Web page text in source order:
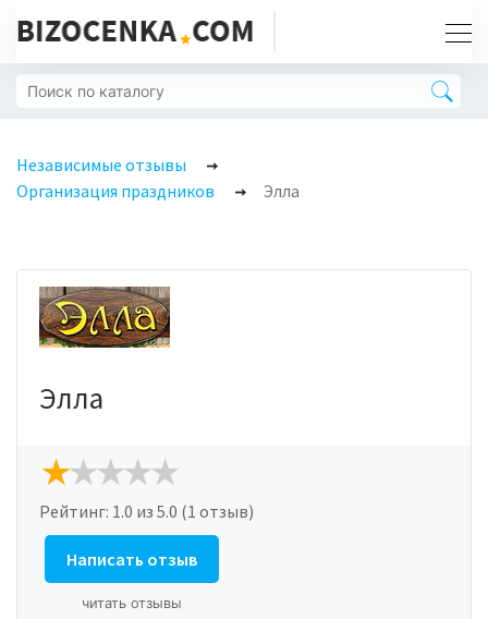
Независимые отзывы
Организация праздников
Элла
Элла
Рейтинг: 1.0 из 5.0 (1 отзыв)
Написать отзыв
читать отзывы